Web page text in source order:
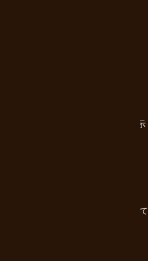
特定商取引法に基づく表示
送料とお支払い方法について